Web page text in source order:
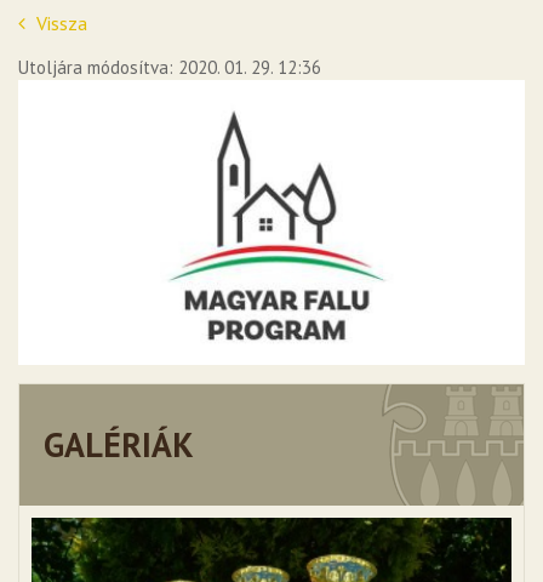
Vissza
Utoljára módosítva: 2020. 01. 29. 12:36
GALÉRIÁK